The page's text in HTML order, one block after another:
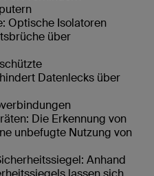
Optische Isolatoren
über
Datenlecks über
Die Erkennung von
unbefugte Nutzung von
Anhand